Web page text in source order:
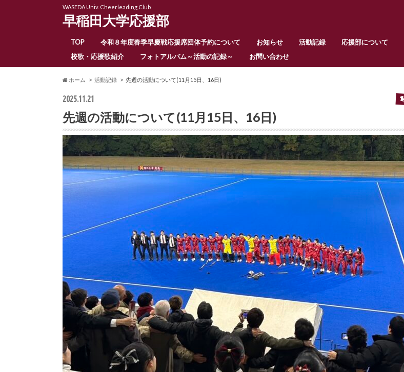
WASEDA Univ. Cheerleading Club
早稲田大学応援部
TOP 令和８年度春季早慶戦応援席団体予約について お知らせ 活動記録 応援部について
校歌・応援歌紹介 フォトアルバム～活動の記録～ お問い合わせ
ホーム 活動記録 先週の活動について(11月15日、16日)
2025.11.21
先週の活動について(11月15日、16日)